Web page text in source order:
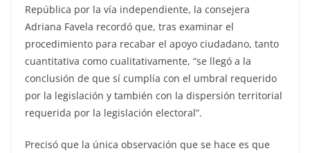
República por la vía independiente, la consejera
Adriana Favela recordó que, tras examinar el
procedimiento para recabar el apoyo ciudadano, tanto
cuantitativa como cualitativamente, “se llegó a la
conclusión de que sí cumplía con el umbral requerido
por la legislación y también con la dispersión territorial
requerida por la legislación electoral”.
Precisó que la única observación que se hace es que